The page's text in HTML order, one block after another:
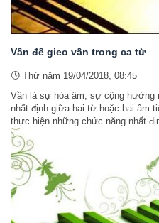
Vấn đề gieo vần trong ca từ
Thứ năm 19/04/2018, 08:45
Vần là sự hòa âm, sự cộng hưởng
nhất định giữa hai từ hoặc hai âm
thực hiện những chức năng nhất